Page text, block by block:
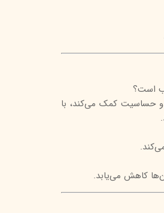
است؟
و حساسیت کمک می‌کند، با
کاهش می‌یابد.